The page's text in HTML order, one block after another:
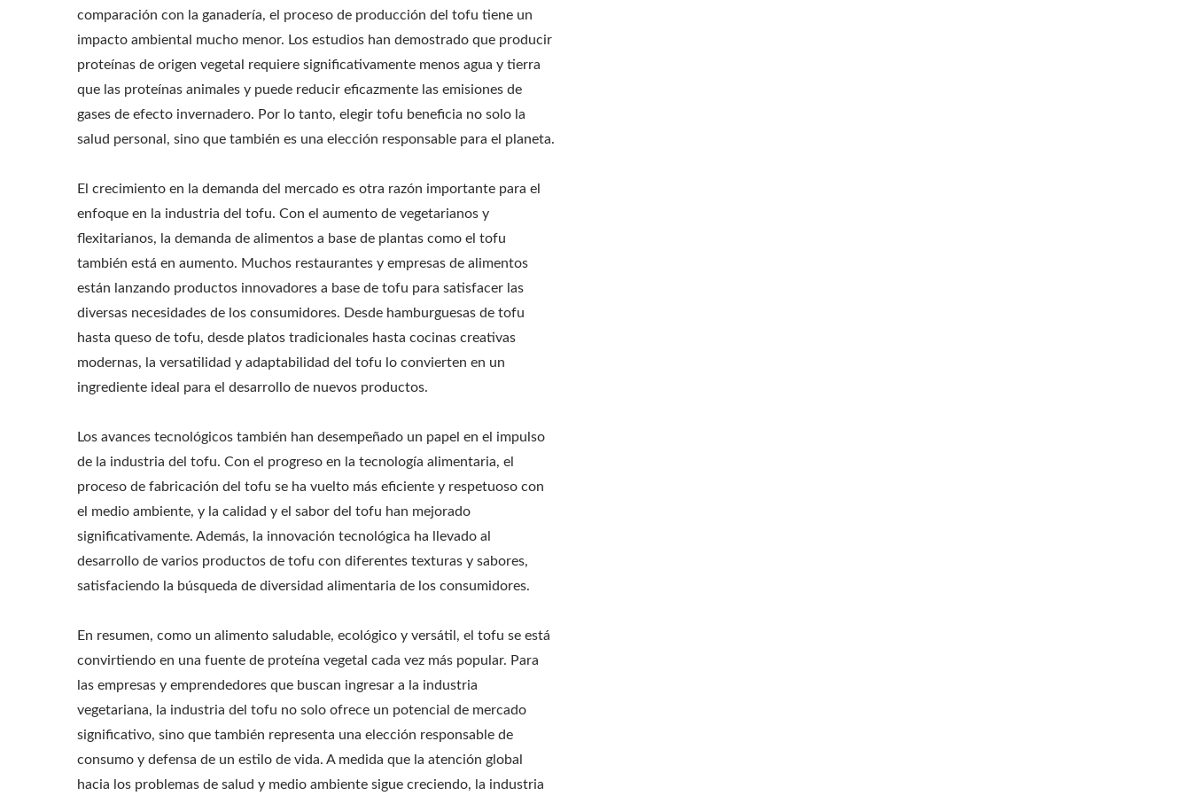
comparación con la ganadería, el proceso de producción del tofu tiene un
impacto ambiental mucho menor. Los estudios han demostrado que producir
proteínas de origen vegetal requiere significativamente menos agua y tierra
que las proteínas animales y puede reducir eficazmente las emisiones de
gases de efecto invernadero. Por lo tanto, elegir tofu beneficia no solo la
salud personal, sino que también es una elección responsable para el planeta.
El crecimiento en la demanda del mercado es otra razón importante para el
enfoque en la industria del tofu. Con el aumento de vegetarianos y
flexitarianos, la demanda de alimentos a base de plantas como el tofu
también está en aumento. Muchos restaurantes y empresas de alimentos
están lanzando productos innovadores a base de tofu para satisfacer las
diversas necesidades de los consumidores. Desde hamburguesas de tofu
hasta queso de tofu, desde platos tradicionales hasta cocinas creativas
modernas, la versatilidad y adaptabilidad del tofu lo convierten en un
ingrediente ideal para el desarrollo de nuevos productos.
Los avances tecnológicos también han desempeñado un papel en el impulso
de la industria del tofu. Con el progreso en la tecnología alimentaria, el
proceso de fabricación del tofu se ha vuelto más eficiente y respetuoso con
el medio ambiente, y la calidad y el sabor del tofu han mejorado
significativamente. Además, la innovación tecnológica ha llevado al
desarrollo de varios productos de tofu con diferentes texturas y sabores,
satisfaciendo la búsqueda de diversidad alimentaria de los consumidores.
En resumen, como un alimento saludable, ecológico y versátil, el tofu se está
convirtiendo en una fuente de proteína vegetal cada vez más popular. Para
las empresas y emprendedores que buscan ingresar a la industria
vegetariana, la industria del tofu no solo ofrece un potencial de mercado
significativo, sino que también representa una elección responsable de
consumo y defensa de un estilo de vida. A medida que la atención global
hacia los problemas de salud y medio ambiente sigue creciendo, la industria